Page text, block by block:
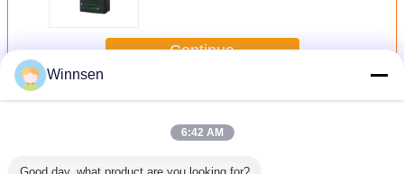
screen di stile
Continua
PiùStazioni di carico del telefono cellulare
Winnsen
6:42 AM